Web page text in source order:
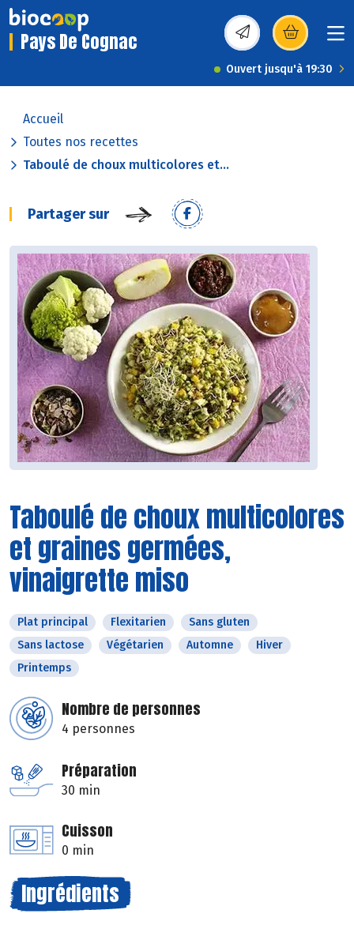
Pays De Cognac (s’ouvre dans une
Ouvert jusqu'à 19:30
Accueil
Toutes nos recettes
Taboulé de choux multicolores et...
Partager sur
Taboulé de choux multicolores
et graines germées,
vinaigrette miso
Plat principal Flexitarien
Sans gluten
Sans lactose
Végétarien Automne
Hiver
Printemps
Nombre de personnes
4 personnes
Préparation
30 min
Cuisson
0 min
Ingrédients